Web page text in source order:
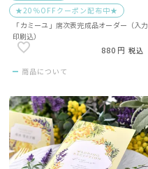
★20％OFFクーポン配布中★
「カミーユ」席次表完成品オーダー（入力
印刷込）
880 税込
商品について